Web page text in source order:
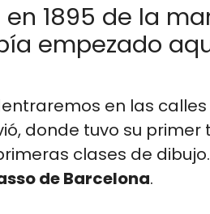
1895 de la
empezado
en las
donde tuvo su primer
clases de
de Barcelona.